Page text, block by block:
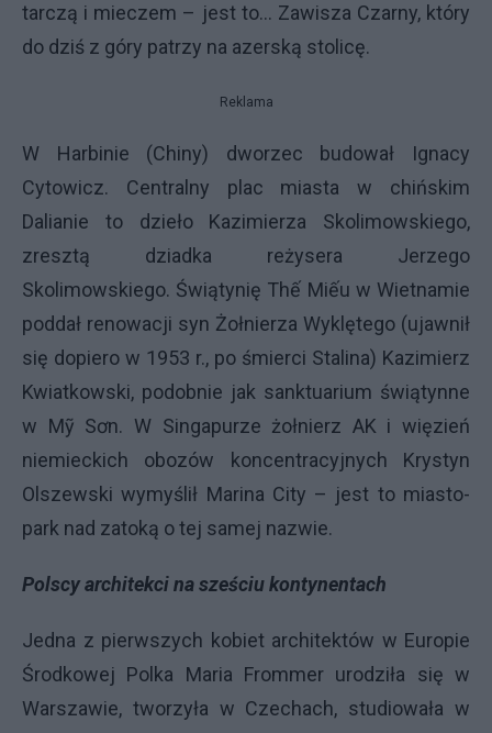
tarczą i mieczem – jest to… Zawisza Czarny, który
do dziś z góry patrzy na azerską stolicę.
Reklama
W Harbinie (Chiny) dworzec budował Ignacy
Cytowicz. Centralny plac miasta w chińskim
Dalianie to dzieło Kazimierza Skolimowskiego,
zresztą dziadka reżysera Jerzego
Skolimowskiego. Świątynię Thế Miếu w Wietnamie
poddał renowacji syn Żołnierza Wyklętego (ujawnił
się dopiero w 1953 r., po śmierci Stalina) Kazimierz
Kwiatkowski, podobnie jak sanktuarium świątynne
w Mỹ Sơn. W Singapurze żołnierz AK i więzień
niemieckich obozów koncentracyjnych Krystyn
Olszewski wymyślił Marina City – jest to miasto-
park nad zatoką o tej samej nazwie.
Polscy architekci na sześciu kontynentach
Jedna z pierwszych kobiet architektów w Europie
Środkowej Polka Maria Frommer urodziła się w
Warszawie, tworzyła w Czechach, studiowała w